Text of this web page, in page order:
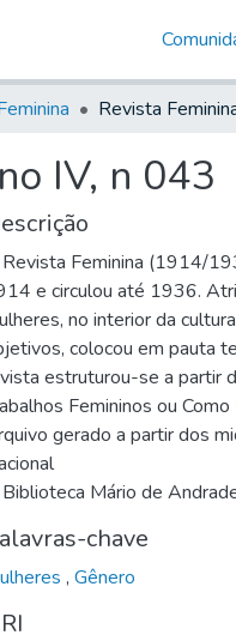
IV, n 043
Feminina (1914/
e circulou até 1936.
no interior da
colocou em pauta
estruturou-se a partir
Femininos ou
gerado a partir dos
Mário de
chave
, Gênero